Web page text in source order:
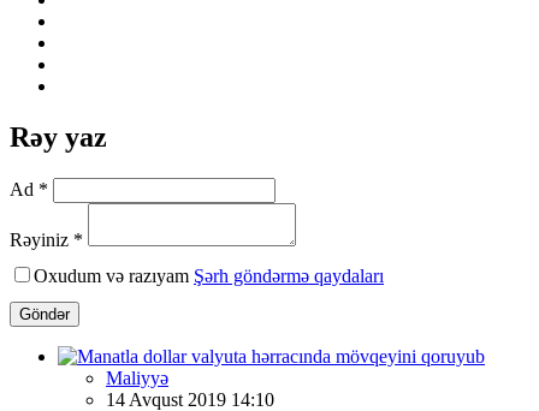
Rəy yaz
Ad *
Rəyiniz *
Oxudum və razıyam Şərh göndərmə qaydaları
Göndər
Maliyyə
14 Avqust 2019 14:10